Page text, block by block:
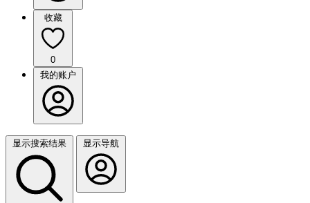
收藏
0
我的账户
显示搜索结果 显示导航